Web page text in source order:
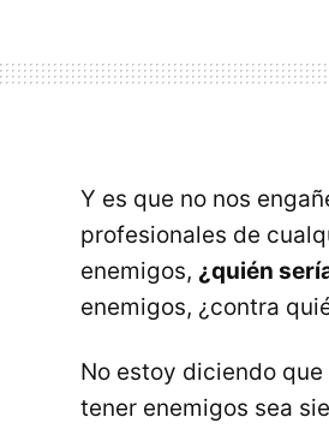
Y es que no nos
profesionales de
enemigos, ¿quién
enemigos, ¿contra
No estoy diciendo
tener enemigos sea